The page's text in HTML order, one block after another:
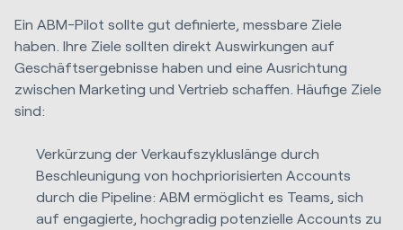
Ein ABM-Pilot sollte gut definierte, messbare Ziele
haben. Ihre Ziele sollten direkt Auswirkungen auf
Geschäftsergebnisse haben und eine Ausrichtung
zwischen Marketing und Vertrieb schaffen. Häufige Ziele
sind:
Verkürzung der Verkaufszykluslänge durch
Beschleunigung von hochpriorisierten Accounts
durch die Pipeline: ABM ermöglicht es Teams, sich
auf engagierte, hochgradig potenzielle Accounts zu